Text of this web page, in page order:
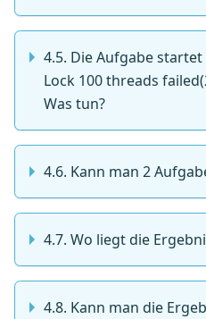
4.5. Die Aufgabe
Lock 100 threads
Was tun?
4.6. Kann man 2
4.7. Wo liegt die
4.8. Kann man die